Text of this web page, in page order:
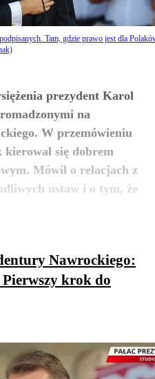
Tam, gdzie prawo jest dla
prezydent Karol
na
W przemówieniu
kierował się dobrem
Mówił o relacjach z
ustaw i o tym, że
zobacz więcej
Nawrockiego:
krok do